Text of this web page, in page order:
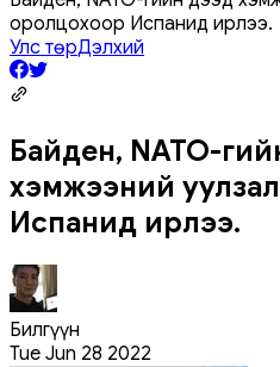
оролцохоор Испанид ирлээ.
Улс төрДэлхий
Байден, NATO-
хэмжээний
Испанид ирлээ.
Билгүүн
Tue Jun 28 2022